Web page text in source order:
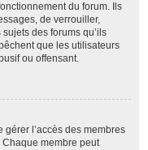
du forum. Ils
de verrouiller,
des forums qu’ils
que les utilisateurs
ou offensant.
gérer l’accès des membres
membre peut